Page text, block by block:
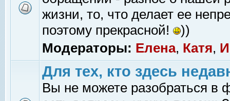
жизни, то, что делает ее
поэтому прекрасной!
))
Модераторы: Елена, Катя,
Для тех, кто здесь
Вы не можете разобраться в